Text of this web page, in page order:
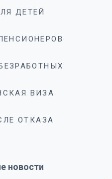
ДЕТЕЙ
ВИЗА
ОТКАЗА
новости